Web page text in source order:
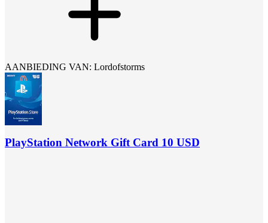
AANBIEDING VAN: Lordofstorms
PlayStation Network Gift Card 10 USD